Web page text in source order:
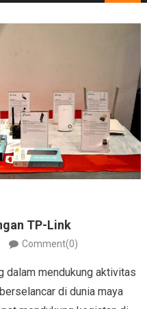
TP-Link
Comment(0)
dalam mendukung aktivitas
di dunia maya